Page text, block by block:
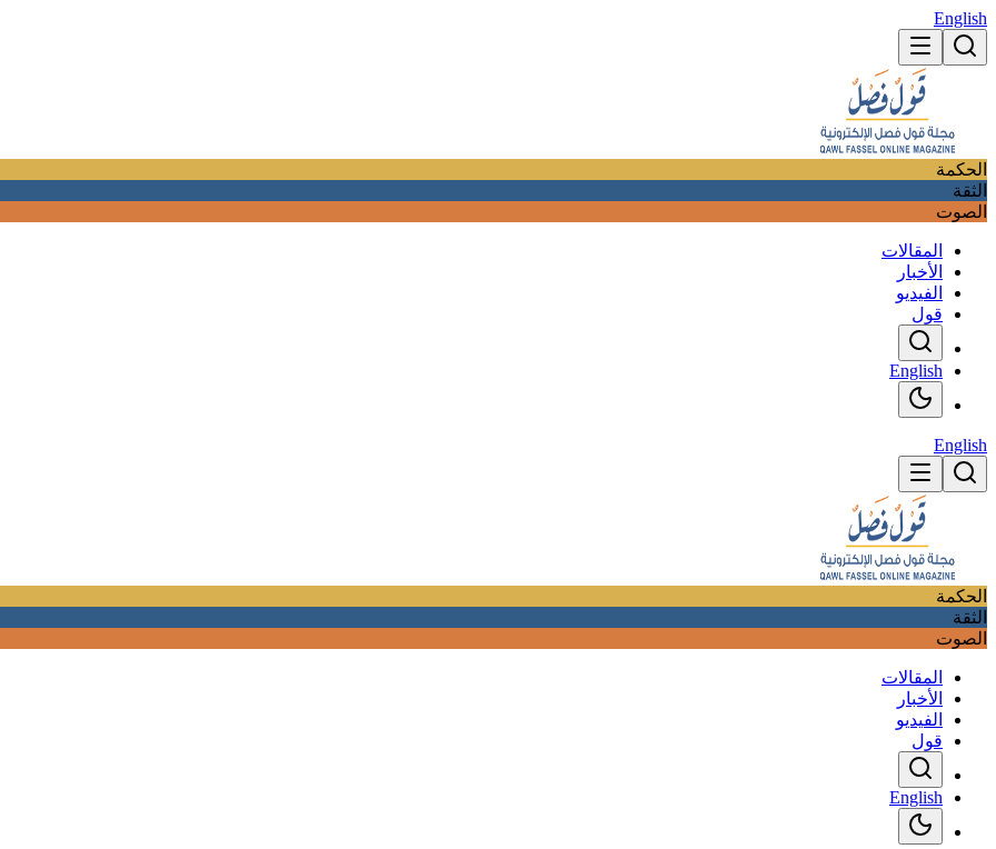
English
الحكمة
الثقة
الصوت
المقالات
الأخبار
الفيديو
قول
English
English
الحكمة
الثقة
الصوت
المقالات
الأخبار
الفيديو
قول
English